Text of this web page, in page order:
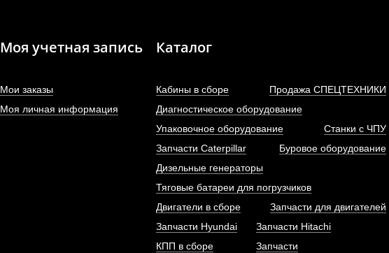
ТНВД (топливный насос
высокого давления) двигателя...
АРТИКУЛ: 612601080575
Насос гидравлический
шлицов,...
АРТИКУЛ: 4120000684
Моя учетная запись
Мои заказы
Моя личная информация
Каталог
Двигатели в сборе Запчасти для двигателей
КПП в сборе
Запчасти Hyundai
Запчасти Hitachi
Запчасти
Кабины в сборе
Продажа СПЕЦТЕХНИКИ
Диагностическое оборудование
Упаковочное оборудование
Станки с ЧПУ
Запчасти Caterpillar
Буровое оборудование
Дизельные генераторы
Тяговые батареи для погрузчиков